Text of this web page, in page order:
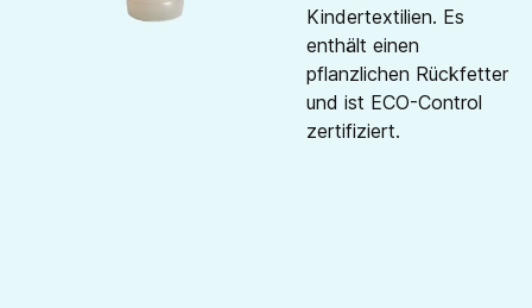
Kindertextilien. Es
enthält einen
pflanzlichen Rückfetter
und ist ECO-Control
zertifiziert.